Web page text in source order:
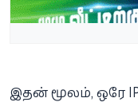
இதன் மூலம், ஒரே